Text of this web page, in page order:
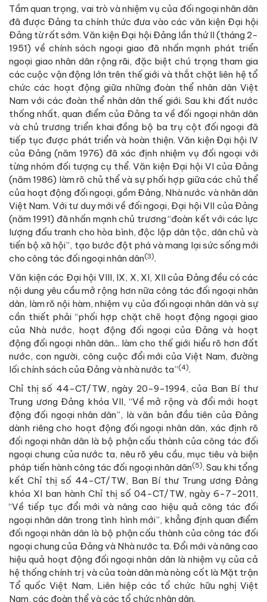
Tầm quan trọng, vai trò và nhiệm vụ của đối ngoại nhân dân
đã được Đảng ta chính thức đưa vào các văn kiện Đại hội
Đảng từ rất sớm. Văn kiện Đại hội Đảng lần thứ II (tháng 2-
1951) về chính sách ngoại giao đã nhấn mạnh phát triển
ngoại giao nhân dân rộng rãi, đặc biệt chú trọng tham gia
các cuộc vận động lớn trên thế giới và thắt chặt liên hệ tổ
chức các hoạt động giữa những đoàn thể nhân dân Việt
Nam với các đoàn thể nhân dân thế giới. Sau khi đất nước
thống nhất, quan điểm của Đảng ta về đối ngoại nhân dân
và chủ trương triển khai đồng bộ ba trụ cột đối ngoại đã
tiếp tục được phát triển và hoàn thiện. Văn kiện Đại hội IV
của Đảng (năm 1976) đã xác định nhiệm vụ đối ngoại với
từng nhóm đối tượng cụ thể. Văn kiện Đại hội VI của Đảng
(năm 1986) làm rõ chủ thể và sự phối hợp giữa các chủ thể
của hoạt động đối ngoại, gồm Đảng, Nhà nước và nhân dân
Việt Nam. Với tư duy mới về đối ngoại, Đại hội VII của Đảng
(năm 1991) đã nhấn mạnh chủ trương “đoàn kết với các lực
lượng đấu tranh cho hòa bình, độc lập dân tộc, dân chủ và
tiến bộ xã hội”, tạo bước đột phá và mang lại sức sống mới
cho công tác đối ngoại nhân dân(3).
Văn kiện các Đại hội VIII, IX, X, XI, XII của Đảng đều có các
nội dung yêu cầu mở rộng hơn nữa công tác đối ngoại nhân
dân, làm rõ nội hàm, nhiệm vụ của đối ngoại nhân dân và sự
cần thiết phải “phối hợp chặt chẽ hoạt động ngoại giao
của Nhà nước, hoạt động đối ngoại của Đảng và hoạt
động đối ngoại nhân dân... làm cho thế giới hiểu rõ hơn đất
nước, con người, công cuộc đổi mới của Việt Nam, đường
lối chính sách của Đảng và nhà nước ta”(4).
Chỉ thị số 44-CT/TW, ngày 20-9-1994, của Ban Bí thư
Trung ương Đảng khóa VII, “Về mở rộng và đổi mới hoạt
động đối ngoại nhân dân”, là văn bản đầu tiên của Đảng
dành riêng cho hoạt động đối ngoại nhân dân, xác định rõ
đối ngoại nhân dân là bộ phận cấu thành của công tác đối
ngoại chung của nước ta, nêu rõ yêu cầu, mục tiêu và biện
pháp tiến hành công tác đối ngoại nhân dân(5). Sau khi tổng
kết Chỉ thị số 44-CT/TW, Ban Bí thư Trung ương Đảng
khóa XI ban hành Chỉ thị số 04-CT/TW, ngày 6-7-2011,
“Về tiếp tục đổi mới và nâng cao hiệu quả công tác đối
ngoại nhân dân trong tình hình mới”, khẳng định quan điểm
đối ngoại nhân dân là bộ phận cấu thành của công tác đối
ngoại chung của Đảng và Nhà nước ta. Đổi mới và nâng cao
hiệu quả hoạt động đối ngoại nhân dân là nhiệm vụ của cả
hệ thống chính trị và của toàn dân mà nòng cốt là Mặt trận
Tổ quốc Việt Nam, Liên hiệp các tổ chức hữu nghị Việt
Nam, các đoàn thể và các tổ chức nhân dân.